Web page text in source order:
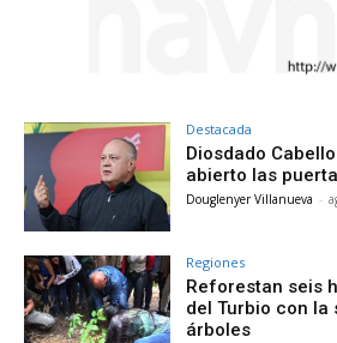
Destacada
Diosdado
abierto las
Douglenyer Villanueva -
Regiones
Reforestan seis
del Turbio con la
árboles